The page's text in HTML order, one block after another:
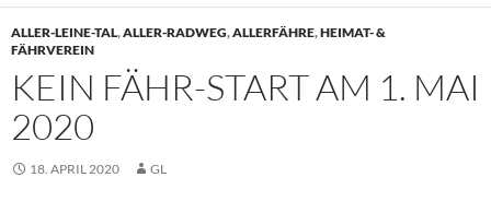
ALLER-LEINE-TAL,ALLER-RADWEG,ALLERFÄHRE,HEIMAT- &
FÄHRVEREIN
KEIN FÄHR-START AM 1. MAI
2020
18. APRIL 2020 GL